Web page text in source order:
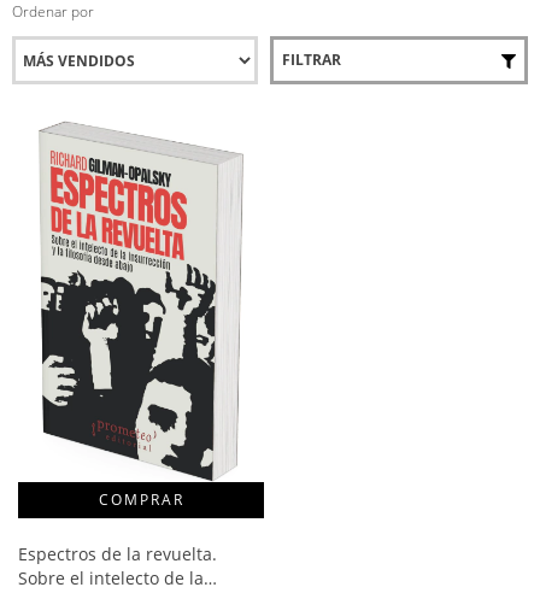
Ordenar por
FILTRAR
Espectros de la revuelta.
Sobre el intelecto de la